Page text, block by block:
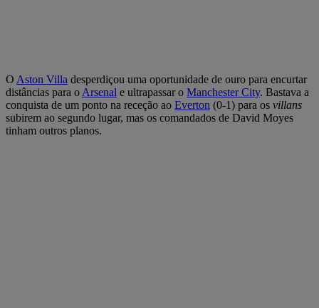
O Aston Villa desperdiçou uma oportunidade de ouro para encurtar
distâncias para o Arsenal e ultrapassar o Manchester City. Bastava a
conquista de um ponto na receção ao Everton (0-1) para os villans
subirem ao segundo lugar, mas os comandados de David Moyes
tinham outros planos.